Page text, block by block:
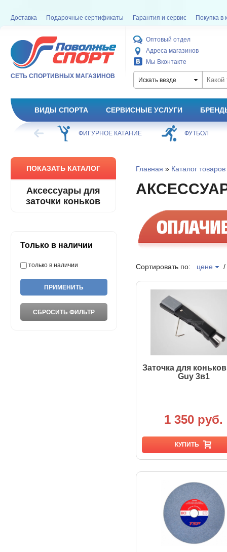
Доставка Подарочные сертификаты Гарантия и сервис Покупка в
СЕТЬ СПОРТИВНЫХ МАГАЗИНОВ
Оптовый отдел
Адреса магазинов
Мы Вконтакте
Искать везде
ВИДЫ СПОРТА СЕРВИСНЫЕ УСЛУГИ
КАТАНИЕ ФУТБОЛ БАСКЕТБОЛ
ПОКАЗАТЬ КАТАЛОГ
Аксессуары для
заточки коньков
Только в наличии
только в наличии
Главная » Каталог товаров
Сортировать по: цене
Заточка для
Guy 3в1
1 350 руб.
КУПИТЬ